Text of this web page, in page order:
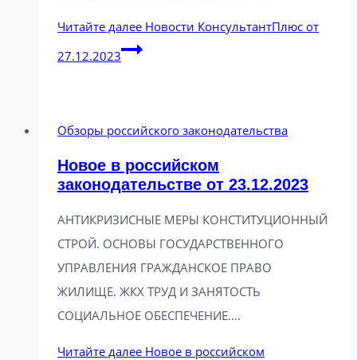
Читайте далее Новости КонсультантПлюс от
27.12.2023
Обзоры российского законодательства
Новое в российском
законодательстве от 23.12.2023
АНТИКРИЗИСНЫЕ МЕРЫ КОНСТИТУЦИОННЫЙ
СТРОЙ. ОСНОВЫ ГОСУДАРСТВЕННОГО
УПРАВЛЕНИЯ ГРАЖДАНСКОЕ ПРАВО
ЖИЛИЩЕ. ЖКХ ТРУД И ЗАНЯТОСТЬ
СОЦИАЛЬНОЕ ОБЕСПЕЧЕНИЕ….
Читайте далее Новое в российском